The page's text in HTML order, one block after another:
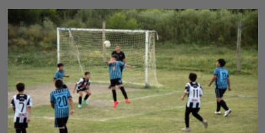
La
magia
del
encuentro.